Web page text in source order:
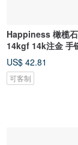
Happiness 橄榄
14kgf 14k注金 手
US$ 42.81
可客制